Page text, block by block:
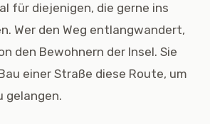
für diejenigen, die gerne ins
Wer den Weg entlangwandert,
den Bewohnern der Insel. Sie
einer Straße diese Route, um
gelangen.